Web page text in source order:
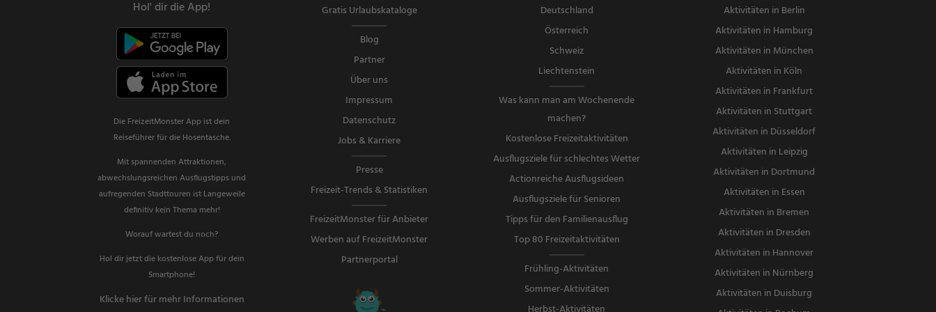
Hol' dir die App!
Die FreizeitMonster App ist dein
Reiseführer für die Hosentasche.
Mit spannenden Attraktionen,
abwechslungsreichen Ausflugstipps und
aufregenden Stadttouren ist Langeweile
definitiv kein Thema mehr!
Worauf wartest du noch?
Hol dir jetzt die kostenlose App für dein
Smartphone!
Klicke hier für mehr Informationen
Gratis Urlaubskataloge
Blog
Partner
Über uns
Impressum
Datenschutz
Jobs & Karriere
Presse
Freizeit-Trends & Statistiken
FreizeitMonster für Anbieter
Werben auf FreizeitMonster
Partnerportal
Deutschland
Österreich
Schweiz
Liechtenstein
Was kann man am Wochenende
machen?
Kostenlose Freizeitaktivitäten
Ausflugsziele für schlechtes Wetter
Actionreiche Ausflugsideen
Ausflugsziele für Senioren
Tipps für den Familienausflug
Top 80 Freizeitaktivitäten
Frühling-Aktivitäten
Sommer-Aktivitäten
Aktivitäten in Berlin
Aktivitäten in Hamburg
Aktivitäten in München
Aktivitäten in Köln
Aktivitäten in Frankfurt
Aktivitäten in Stuttgart
Aktivitäten in Düsseldorf
Aktivitäten in Leipzig
Aktivitäten in Dortmund
Aktivitäten in Essen
Aktivitäten in Bremen
Aktivitäten in Dresden
Aktivitäten in Hannover
Aktivitäten in Nürnberg
Aktivitäten in Duisburg